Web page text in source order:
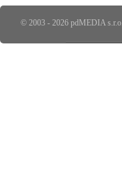
© 2003 - 2026 pdMEDIA s.r.o.